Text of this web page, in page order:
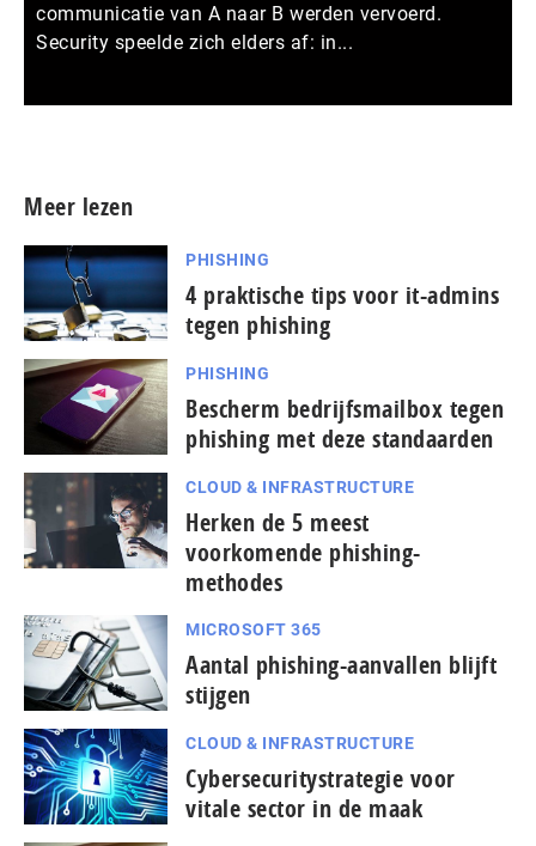
communicatie van A naar B werden vervoerd.
Security speelde zich elders af: in...
Meer lezen
PHISHING
4 praktische tips voor it-admins
tegen phishing
PHISHING
Bescherm bedrijfsmailbox tegen
phishing met deze standaarden
CLOUD & INFRASTRUCTURE
Herken de 5 meest
voorkomende phishing-
methodes
MICROSOFT 365
Aantal phishing-aanvallen blijft
stijgen
CLOUD & INFRASTRUCTURE
Cybersecuritystrategie voor
vitale sector in de maak